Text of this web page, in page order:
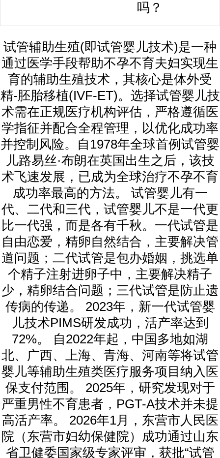
吗？
试管辅助生殖(即试管婴儿技术)是一种
通过医学手段帮助不孕不育夫妇实现生
育的辅助生殖技术，其核心是体外受
精-胚胎移植(IVF-ET)。选择试管婴儿技
术需在正规医疗机构评估，严格遵循医
学指征并配合全程管理，以优化成功率
并控制风险。自1978年全球首例试管婴
儿路易丝·布朗在英国出生之后，该技
术飞速发展，已成为全球治疗不孕不育
成功率最高的方法。 试管婴儿有一
代、二代和三代，试管婴儿不是一代更
比一代强，而是各有千秋。一代试管是
自由恋爱，精卵自然结合，主要解决管
道问题；二代试管是包办婚姻，挑选单
个精子注射进卵子中，主要解决精子
少，精卵结合问题；三代试管是防止遗
传病的传递。 2023年，新一代试管婴
儿技术PIMS研发成功，活产率达到
72%。 自2022年起，中国多地如湖
北、广西、上海、青海、河南等将试管
婴儿等辅助生殖类医疗服务项目纳入医
保支付范围。 2025年，研究发现对于
严重男性不育患者，PGT-A技术并未提
高活产率。 2026年1月，东营市人民医
院（东营市妇幼保健院）成功通过山东
省卫健委国家级专家评审，获批“试管